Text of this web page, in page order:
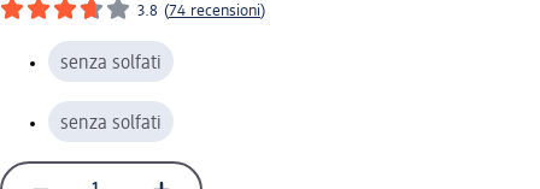
3.8 (74 recensioni)
senza solfati
senza solfati